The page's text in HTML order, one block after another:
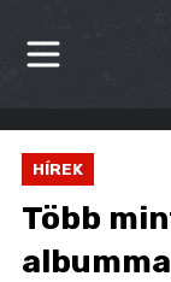
HÍREK
KRITIKÁK
BESZÁMOLÓK
HÍREK
Több